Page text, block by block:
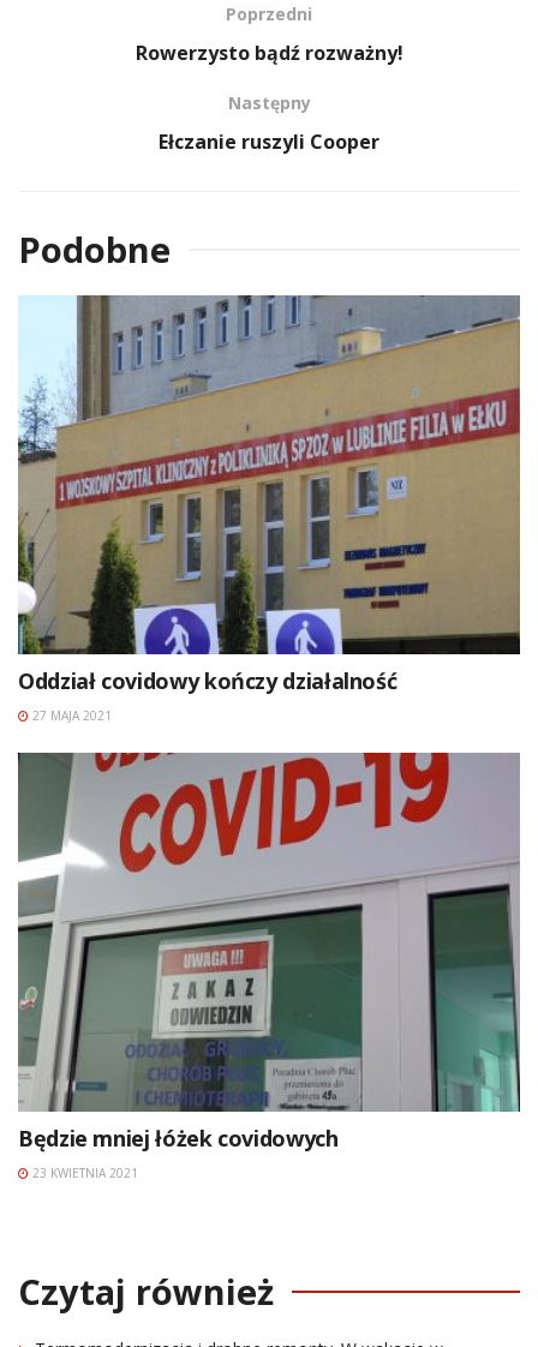
Poprzedni
Rowerzysto bądź rozważny!
Następny
Ełczanie ruszyli Cooper
Podobne
Oddział covidowy kończy działalność
27 MAJA 2021
Będzie mniej łóżek covidowych
23 KWIETNIA 2021
Czytaj również